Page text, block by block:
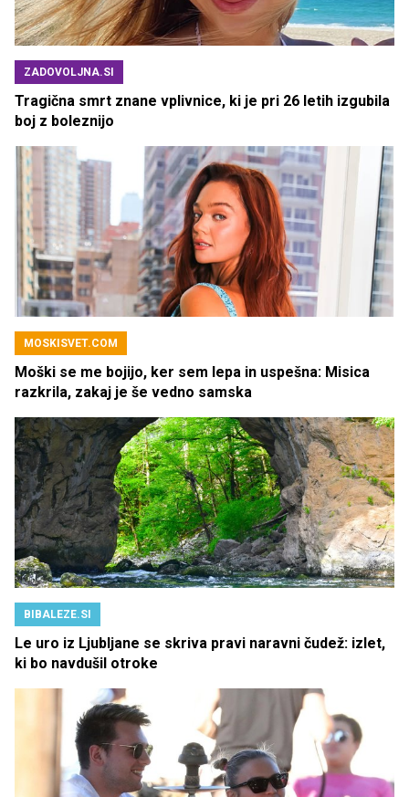
ZADOVOLJNA.SI
Tragična smrt znane vplivnice, ki je pri 26 letih izgubila
boj z boleznijo
MOSKISVET.COM
Moški se me bojijo, ker sem lepa in uspešna: Misica
razkrila, zakaj je še vedno samska
BIBALEZE.SI
Le uro iz Ljubljane se skriva pravi naravni čudež: izlet,
ki bo navdušil otroke